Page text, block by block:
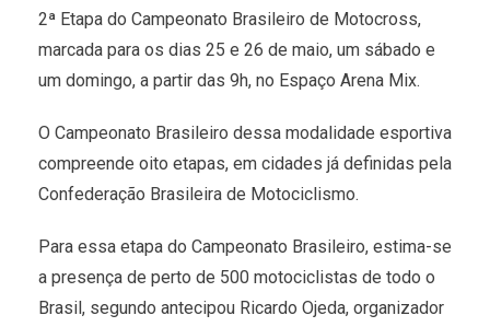
2ª Etapa do Campeonato Brasileiro de Motocross,
marcada para os dias 25 e 26 de maio, um sábado e
um domingo, a partir das 9h, no Espaço Arena Mix.
O Campeonato Brasileiro dessa modalidade esportiva
compreende oito etapas, em cidades já definidas pela
Confederação Brasileira de Motociclismo.
Para essa etapa do Campeonato Brasileiro, estima-se
a presença de perto de 500 motociclistas de todo o
Brasil, segundo antecipou Ricardo Ojeda, organizador